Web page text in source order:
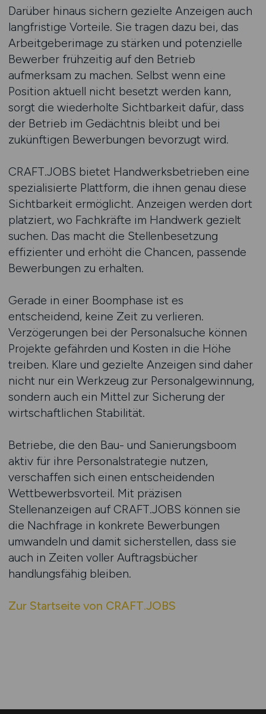
Darüber hinaus sichern gezielte Anzeigen auch
langfristige Vorteile. Sie tragen dazu bei, das
Arbeitgeberimage zu stärken und potenzielle
Bewerber frühzeitig auf den Betrieb
aufmerksam zu machen. Selbst wenn eine
Position aktuell nicht besetzt werden kann,
sorgt die wiederholte Sichtbarkeit dafür, dass
der Betrieb im Gedächtnis bleibt und bei
zukünftigen Bewerbungen bevorzugt wird.
CRAFT.JOBS bietet Handwerksbetrieben eine
spezialisierte Plattform, die ihnen genau diese
Sichtbarkeit ermöglicht. Anzeigen werden dort
platziert, wo Fachkräfte im Handwerk gezielt
suchen. Das macht die Stellenbesetzung
effizienter und erhöht die Chancen, passende
Bewerbungen zu erhalten.
Gerade in einer Boomphase ist es
entscheidend, keine Zeit zu verlieren.
Verzögerungen bei der Personalsuche können
Projekte gefährden und Kosten in die Höhe
treiben. Klare und gezielte Anzeigen sind daher
nicht nur ein Werkzeug zur Personalgewinnung,
sondern auch ein Mittel zur Sicherung der
wirtschaftlichen Stabilität.
Betriebe, die den Bau- und Sanierungsboom
aktiv für ihre Personalstrategie nutzen,
verschaffen sich einen entscheidenden
Wettbewerbsvorteil. Mit präzisen
Stellenanzeigen auf CRAFT.JOBS können sie
die Nachfrage in konkrete Bewerbungen
umwandeln und damit sicherstellen, dass sie
auch in Zeiten voller Auftragsbücher
handlungsfähig bleiben.
Zur Startseite von CRAFT.JOBS